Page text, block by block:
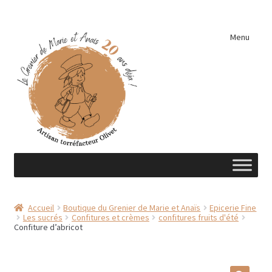
navigation
contenu
Menu
A découvrir …
Accueil Boutique du Grenier de Marie et Anaïs
Epicerie Fine
Les sucrés
Confitures et crèmes
confitures fruits d'été
Confiture d’abricot